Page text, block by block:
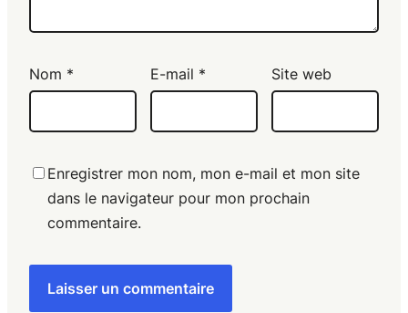
Nom * E-mail * Site web
Enregistrer mon nom, mon e-mail et mon site
dans le navigateur pour mon prochain
commentaire.